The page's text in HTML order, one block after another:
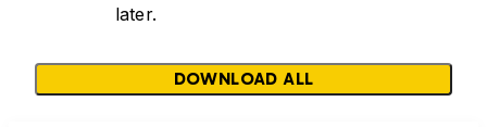
later.
DOWNLOAD ALL